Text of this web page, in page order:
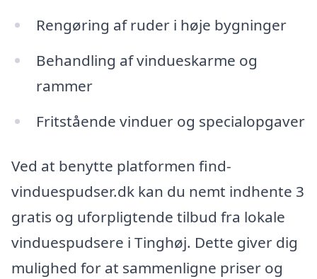
Rengøring af ruder i høje bygninger
Behandling af vindueskarme og
rammer
Fritstående vinduer og specialopgaver
Ved at benytte platformen find-
vinduespudser.dk kan du nemt indhente 3
gratis og uforpligtende tilbud fra lokale
vinduespudsere i Tinghøj. Dette giver dig
mulighed for at sammenligne priser og